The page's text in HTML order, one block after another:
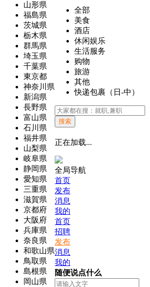
山形県
福島県
茨城県
栃木県
群馬県
埼玉県
千葉県
東京都
神奈川県
新潟県
長野県
富山県
石川県
福井県
山梨県
岐阜県
静岡県
愛知県
三重県
滋賀県
京都府
大阪府
兵庫県
奈良県
和歌山県
鳥取県
島根県
岡山県
全部
美食
酒店
休闲娱乐
生活服务
购物
旅游
其他
快递包裹（日-中）
搜索
正在加载...
全局导航
首页
发布
消息
我的
首页
招聘
发布
消息
我的
随便说点什么